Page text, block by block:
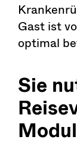
Gast ist
optimal
Sie